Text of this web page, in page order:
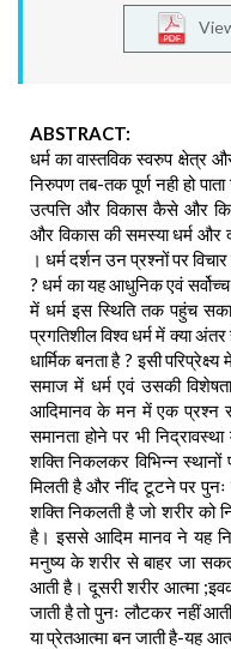
ABSTRACT:
धर्म का वास्तविक स्वरुप क्षेत्र
निरुपण तब-तक पूर्ण नही हो
उत्पत्ति और विकास कैसे और
और विकास की समस्या धर्म
। धर्म दर्शन उन प्रश्नों पर
? धर्म का यह आधुनिक एवं
में धर्म इस स्थिति तक पहुंच
प्रगतिशील विश्व धर्म में क्या
धार्मिक बनता है ? इसी
समाज में धर्म एवं उसकी
आदिमानव के मन में एक प्रश्न
समानता होने पर भी
शक्ति निकलकर विभिन्न स्थानों
मिलती है और नींद टूटने पर
शक्ति निकलती है जो शरीर को
है। इससे आदिम मानव ने यह
मनुष्य के शरीर से बाहर जा
आती है। दूसरी शरीर आत्मा
जाती है तो पुनः लौटकर नहीं
या प्रेतआत्मा बन जाती है-यह